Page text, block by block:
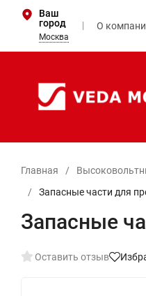
Ваш
город
Москва
О
Главная /
/
Запасные части для
Запасные
Оставить отзыв